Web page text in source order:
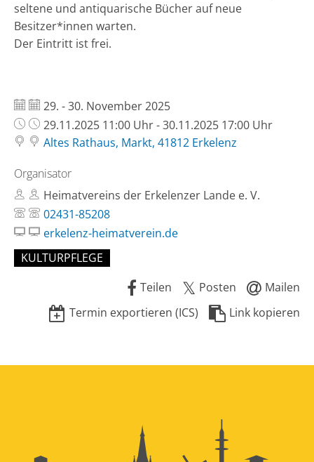
seltene und antiquarische Bücher auf neue
Besitzer*innen warten.
Der Eintritt ist frei.
Datum:
29. - 30. November 2025
Uhrzeit:
29.11.2025 11:00 Uhr - 30.11.2025 17:00 Uhr
Altes Rathaus, Markt, 41812 Erkelenz
Organisator
Heimatvereins der Erkelenzer Lande e. V.
02431-85208
erkelenz-heimatverein.de
KULTURPFLEGE
Teilen
Posten
Mailen
Termin exportieren (ICS)
Link kopieren